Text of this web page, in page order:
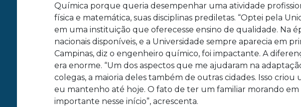
Química porque queria desempenhar uma atividade
física e matemática, suas disciplinas prediletas. “Optei pela
em uma instituição que oferecesse ensino de qualidade. Na
nacionais disponíveis, e a Universidade sempre aparecia em
Campinas, diz o engenheiro químico, foi impactante. A
era enorme. “Um dos aspectos que me ajudaram na
colegas, a maioria deles também de outras cidades. Isso
eu mantenho até hoje. O fato de ter um familiar morando em
importante nesse início”, acrescenta.